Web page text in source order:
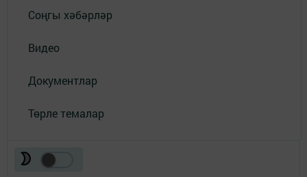
Соңгы хәбәрләр
Видео
Документлар
Төрле темалар